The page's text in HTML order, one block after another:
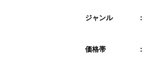
ジャンル ：
価格帯 ：